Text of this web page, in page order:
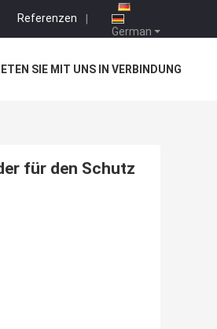
German
Referenzen |
SIE MIT UNS IN VERBINDUNG
für den Schutz